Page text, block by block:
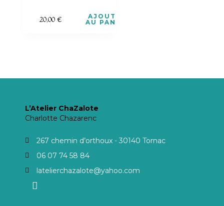
20,00€
AJOUTER
AU PANIER
L’Atelier ChaZalote
Charlotte Chazarenc
267 chemin d’orthoux - 30140 Tornac
06 07 74 58 84
latelierchazalote@yahoo.com